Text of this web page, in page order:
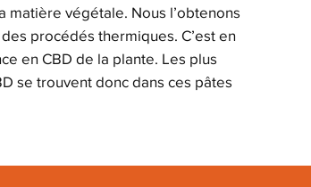
matière végétale. Nous l’obtenons
procédés thermiques. C’est en
en CBD de la plante. Les plus
se trouvent donc dans ces pâtes